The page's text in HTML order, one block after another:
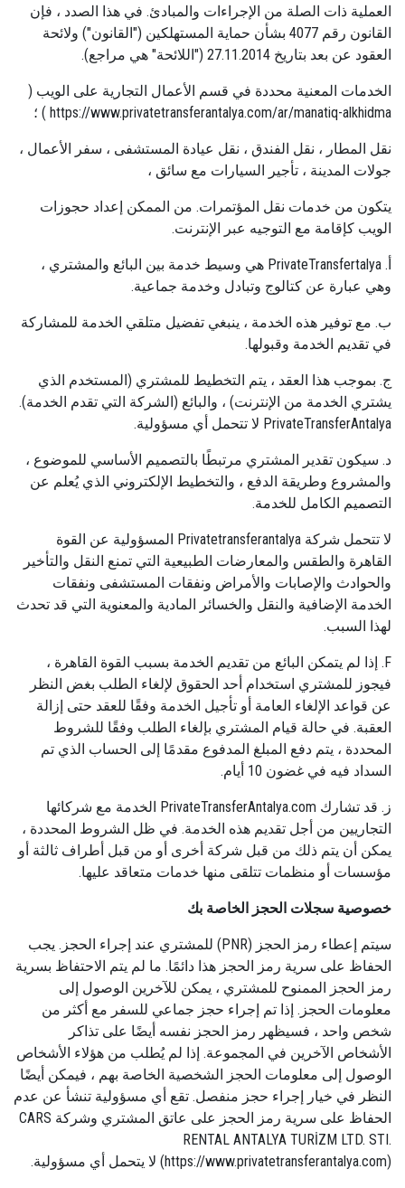
العملية ذات الصلة من الإجراءات والمبادئ. في هذا الصدد ، فإن
القانون رقم 4077 بشأن حماية المستهلكين ("القانون") ولائحة
العقود عن بعد بتاريخ 27.11.2014 ("اللائحة" هي مراجع).
الخدمات المعنية محددة في قسم الأعمال التجارية على الويب (
https://www.privatetransferantalya.com/ar/manatiq-alkhidma ) ؛
نقل المطار ، نقل الفندق ، نقل عيادة المستشفى ، سفر الأعمال ،
جولات المدينة ، تأجير السيارات مع سائق ،
يتكون من خدمات نقل المؤتمرات. من الممكن إعداد حجوزات
الويب كإقامة مع التوجيه عبر الإنترنت.
أ. PrivateTransfertalya هي وسيط خدمة بين البائع والمشتري ،
وهي عبارة عن كتالوج وتبادل وخدمة جماعية.
ب. مع توفير هذه الخدمة ، ينبغي تفضيل متلقي الخدمة للمشاركة
في تقديم الخدمة وقبولها.
ج. بموجب هذا العقد ، يتم التخطيط للمشتري (المستخدم الذي
يشتري الخدمة من الإنترنت) ، والبائع (الشركة التي تقدم الخدمة).
PrivateTransferAntalya لا تتحمل أي مسؤولية.
د. سيكون تقدير المشتري مرتبطًا بالتصميم الأساسي للموضوع ،
والمشروع وطريقة الدفع ، والتخطيط الإلكتروني الذي يُعلم عن
التصميم الكامل للخدمة.
لا تتحمل شركة Privatetransferantalya المسؤولية عن القوة
القاهرة والطقس والمعارضات الطبيعية التي تمنع النقل والتأخير
والحوادث والإصابات والأمراض ونفقات المستشفى ونفقات
الخدمة الإضافية والنقل والخسائر المادية والمعنوية التي قد تحدث
لهذا السبب.
F. إذا لم يتمكن البائع من تقديم الخدمة بسبب القوة القاهرة ،
فيجوز للمشتري استخدام أحد الحقوق لإلغاء الطلب بغض النظر
عن قواعد الإلغاء العامة أو تأجيل الخدمة وفقًا للعقد حتى إزالة
العقبة. في حالة قيام المشتري بإلغاء الطلب وفقًا للشروط
المحددة ، يتم دفع المبلغ المدفوع مقدمًا إلى الحساب الذي تم
السداد فيه في غضون 10 أيام.
ز. قد تشارك PrivateTransferAntalya.com الخدمة مع شركائها
التجاريين من أجل تقديم هذه الخدمة. في ظل الشروط المحددة ،
يمكن أن يتم ذلك من قبل شركة أخرى أو من قبل أطراف ثالثة أو
مؤسسات أو منظمات تتلقى منها خدمات متعاقد عليها.
خصوصية سجلات الحجز الخاصة بك
سيتم إعطاء رمز الحجز (PNR) للمشتري عند إجراء الحجز. يجب
الحفاظ على سرية رمز الحجز هذا دائمًا. ما لم يتم الاحتفاظ بسرية
رمز الحجز الممنوح للمشتري ، يمكن للآخرين الوصول إلى
معلومات الحجز. إذا تم إجراء حجز جماعي للسفر مع أكثر من
شخص واحد ، فسيظهر رمز الحجز نفسه أيضًا على تذاكر
الأشخاص الآخرين في المجموعة. إذا لم يُطلب من هؤلاء الأشخاص
الوصول إلى معلومات الحجز الشخصية الخاصة بهم ، فيمكن أيضًا
النظر في خيار إجراء حجز منفصل. تقع أي مسؤولية تنشأ عن عدم
الحفاظ على سرية رمز الحجز على عاتق المشتري وشركة CARS
RENTAL ANTALYA TURİZM LTD. STI.
(https://www.privatetransferantalya.com) لا يتحمل أي مسؤولية.